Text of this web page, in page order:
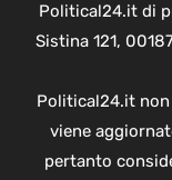
Political24.it di
Sistina 121,
Political24.it
viene
pertanto